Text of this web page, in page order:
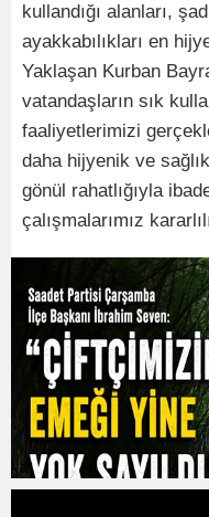
kullandığı alanları,
ayakkabılıkları en
Yaklaşan Kurban
vatandaşların sık
faaliyetlerimizi
daha hijyenik ve
gönül rahatlığıyla
çalışmalarımız